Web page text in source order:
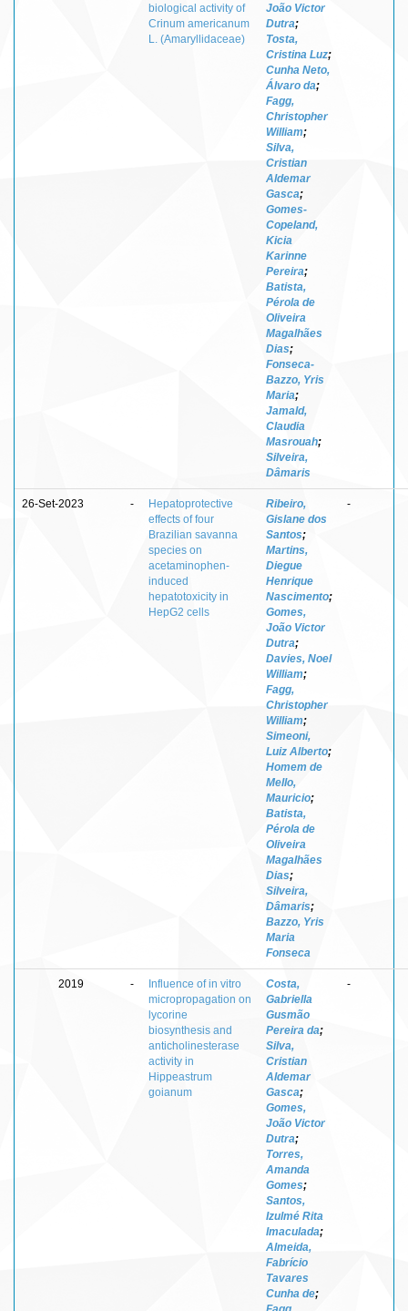
biological activity of
Crinum americanum
L. (Amaryllidaceae)
João Victor
Dutra;
Tosta,
Cristina Luz;
Cunha Neto,
Álvaro da;
Fagg,
Christopher
William;
Silva,
Cristian
Aldemar
Gasca;
Gomes-
Copeland,
Kicia
Karinne
Pereira;
Batista,
Pérola de
Oliveira
Magalhães
Dias;
Fonseca-
Bazzo, Yris
Maria;
Jamald,
Claudia
Masrouah;
Silveira,
Dâmaris
26-Set-2023 -
Hepatoprotective
effects of four
Brazilian savanna
species on
acetaminophen-
induced
hepatotoxicity in
HepG2 cells
Ribeiro,
Gislane dos
Santos;
Martins,
Diegue
Henrique
Nascimento;
Gomes,
João Victor
Dutra;
Davies, Noel
William;
Fagg,
Christopher
William;
Simeoni,
Luiz Alberto;
Homem de
Mello,
Mauricio;
Batista,
Pérola de
Oliveira
Magalhães
Dias;
Silveira,
Dâmaris;
Bazzo, Yris
Maria
Fonseca
-
2019 -
Influence of in vitro
micropropagation on
lycorine
biosynthesis and
anticholinesterase
activity in
Hippeastrum
goianum
Costa,
Gabriella
Gusmão
Pereira da;
Silva,
Cristian
Aldemar
Gasca;
Gomes,
João Victor
Dutra;
Torres,
Amanda
Gomes;
Santos,
Izulmé Rita
Imaculada;
Almeida,
Fabrício
Tavares
Cunha de;
-